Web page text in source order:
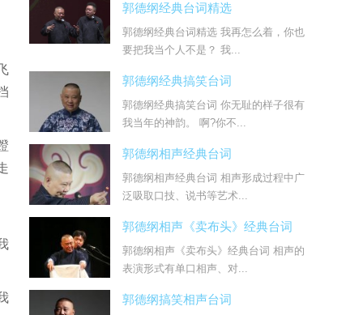
郭德纲经典台词精选
郭德纲经典台词精选 我再怎么着，你也
要把我当个人不是？ 我...
郭德纲经典搞笑台词
郭德纲经典搞笑台词 你无耻的样子很有
我当年的神韵。 啊?你不...
郭德纲相声经典台词
郭德纲相声经典台词 相声形成过程中广
泛吸取口技、说书等艺术...
郭德纲相声《卖布头》经典台词
郭德纲相声《卖布头》经典台词 相声的
表演形式有单口相声、对...
郭德纲搞笑相声台词